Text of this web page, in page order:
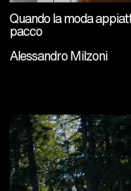
Quando la moda
pacco
Alessandro Milzoni